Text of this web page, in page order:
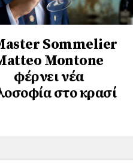
Sommelier
Montone
φέρνει νέα
στο κρασί